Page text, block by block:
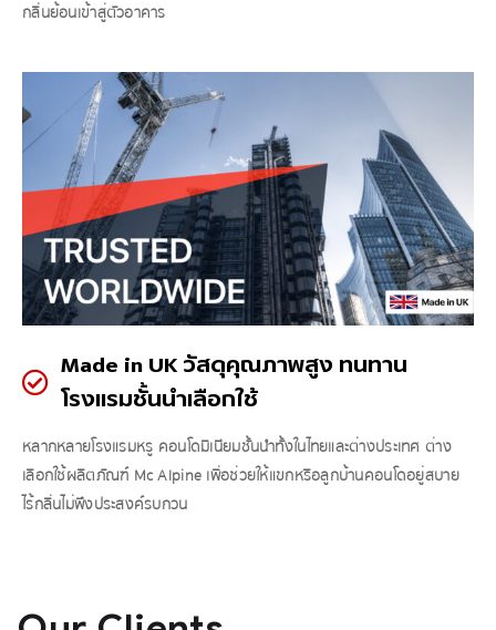
กลิ่นย้อนเข้าสู่ตัวอาคาร
Made in UK วัสดุคุณภาพสูง ทนทาน
โรงแรมชั้นนำเลือกใช้
หลากหลายโรงแรมหรู คอนโดมิเนียมชั้นนำทั้งในไทยและต่างประเทศ ต่าง
เลือกใช้ผลิตภัณฑ์ Mc Alpine เพื่อช่วยให้แขกหรือลูกบ้านคอนโดอยู่สบาย
ไร้กลิ่นไม่พึงประสงค์รบกวน